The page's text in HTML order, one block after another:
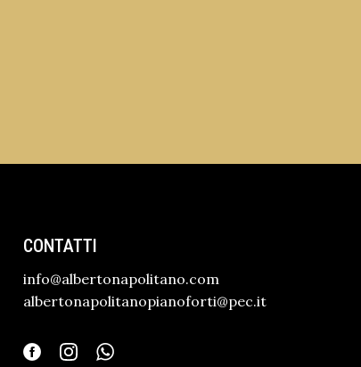
CONTATTI
info@albertonapolitano.com
albertonapolitanopianoforti@pec.it